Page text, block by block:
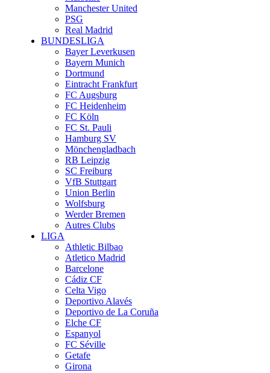
Manchester United
PSG
Real Madrid
BUNDESLIGA
Bayer Leverkusen
Bayern Munich
Dortmund
Eintracht Frankfurt
FC Augsburg
FC Heidenheim
FC Köln
FC St. Pauli
Hamburg SV
Mönchengladbach
RB Leipzig
SC Freiburg
VfB Stuttgart
Union Berlin
Wolfsburg
Werder Bremen
Autres Clubs
LIGA
Athletic Bilbao
Atletico Madrid
Barcelone
Cádiz CF
Celta Vigo
Deportivo Alavés
Deportivo de La Coruña
Elche CF
Espanyol
FC Séville
Getafe
Girona